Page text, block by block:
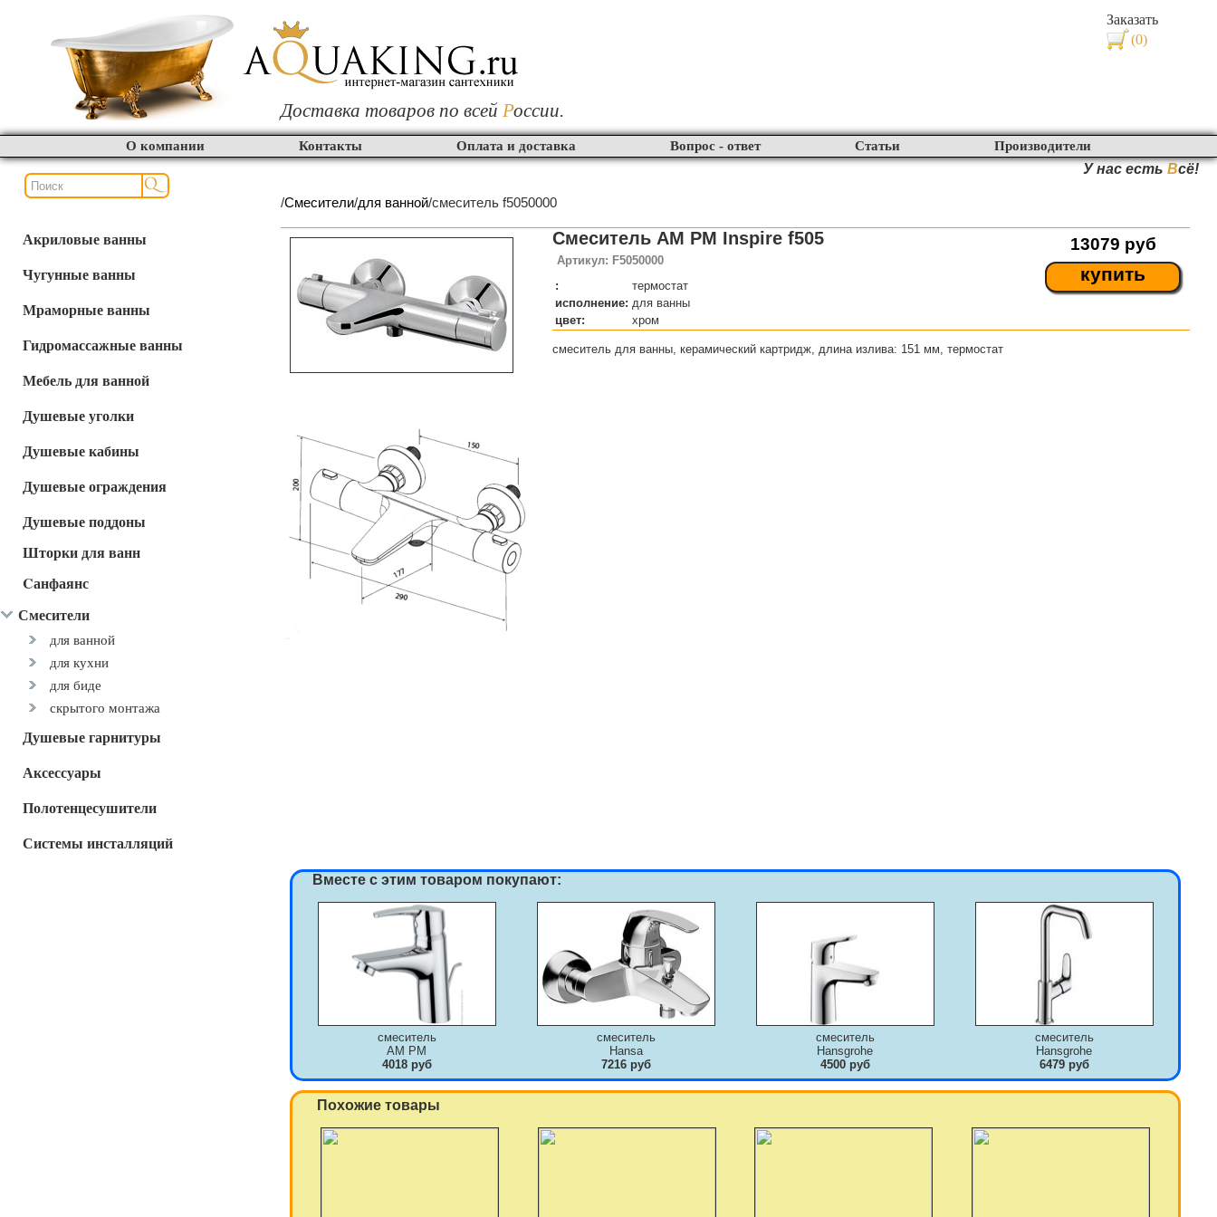
Заказать
(0)
Доставка товаров по всей России.
О компании Контакты Оплата и доставка Вопрос - ответ Статьи Производители
У нас есть Всё!
Акриловые ванны
Чугунные ванны
Мраморные ванны
Гидромассажные ванны
Мебель для ванной
Душевые уголки
Душевые кабины
Душевые ограждения
Душевые поддоны
Шторки для ванн
Cанфаянс
Смесители
для ванной
для кухни
для биде
скрытого монтажа
Душевые гарнитуры
Аксессуары
Полотенцесушители
Системы инсталляций
/Смесители/для ванной/смеситель f5050000
13079 руб
купить
Смеситель AM PM Inspire f505
Артикул: F5050000
:
термостат
исполнение: для ванны
цвет:
хром
смеситель для ванны, керамический картридж, длина излива: 151 мм, термостат
Вместе с этим товаром покупают:
смеситель
AM PM
4018 руб
смеситель
Hansa
7216 руб
смеситель
Hansgrohe
4500 руб
смеситель
Hansgrohe
6479 руб
Похожие товары